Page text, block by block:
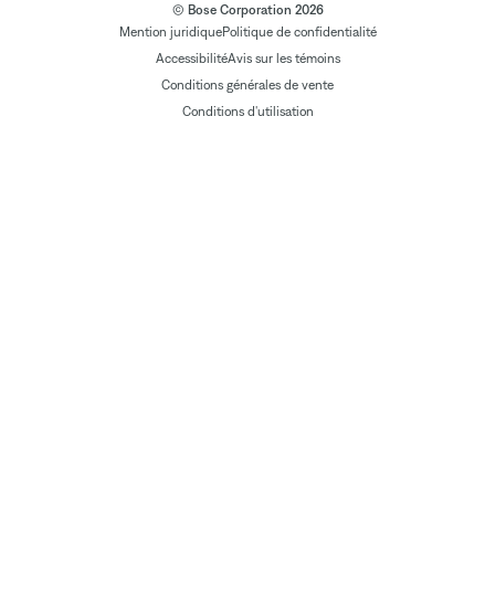
© Bose Corporation 2026
Mention juridiquePolitique de confidentialité
AccessibilitéAvis sur les témoins
Conditions générales de vente
Conditions d'utilisation